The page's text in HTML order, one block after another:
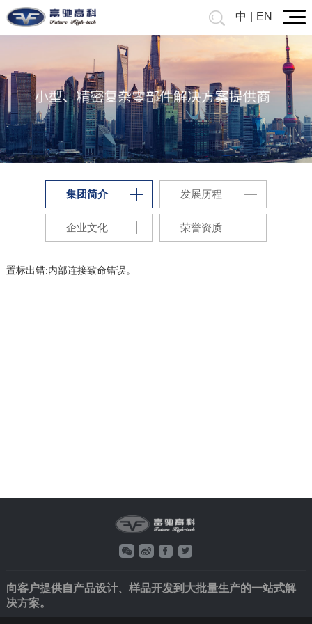
中 EN
集团简介 发展历程
企业文化 荣誉资质
置标出错:内部连接致命错误。
向客户提供自产品设计、样品开发到大批量生产的一站式解
决方案。